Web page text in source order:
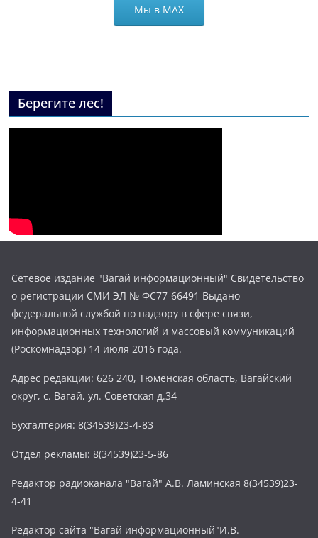
Мы в МАХ
Берегите лес!
Сетевое издание "Вагай информационный" Свидетельство
о регистрации СМИ ЭЛ № ФС77-66491 Выдано
федеральной службой по надзору в сфере связи,
информационных технологий и массовый коммуникаций
(Роскомнадзор) 14 июля 2016 года.
Адрес редакции: 626 240, Тюменская область, Вагайский
округ, с. Вагай, ул. Советская д.34
Бухгалтерия: 8(34539)23-4-83
Отдел рекламы: 8(34539)23-5-86
Редактор радиоканала "Вагай" А.В. Ламинская 8(34539)23-
4-41
Редактор сайта "Вагай информационный"И.В.